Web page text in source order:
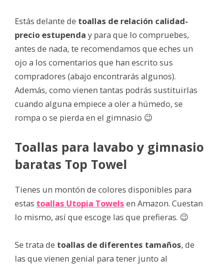
Estás delante de toallas de relación calidad-
precio estupenda y para que lo compruebes,
antes de nada, te recomendamos que eches un
ojo a los comentarios que han escrito sus
compradores (abajo encontrarás algunos).
Además, como vienen tantas podrás sustituirlas
cuando alguna empiece a oler a húmedo, se
rompa o se pierda en el gimnasio 😉
Toallas para lavabo y gimnasio
baratas Top Towel
Tienes un montón de colores disponibles para
estas toallas Utopia Towels en Amazon. Cuestan
lo mismo, así que escoge las que prefieras. 😉
Se trata de toallas de diferentes tamaños, de
las que vienen genial para tener junto al